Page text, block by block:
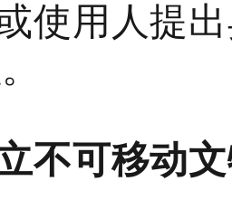
使用人提
不可移动